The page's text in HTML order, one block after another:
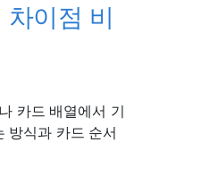
이점 비
카드 배열에서 기
방식과 카드 순서